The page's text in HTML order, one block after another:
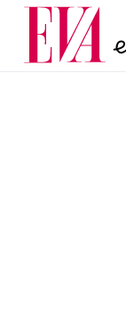
Carieră
Actualitate